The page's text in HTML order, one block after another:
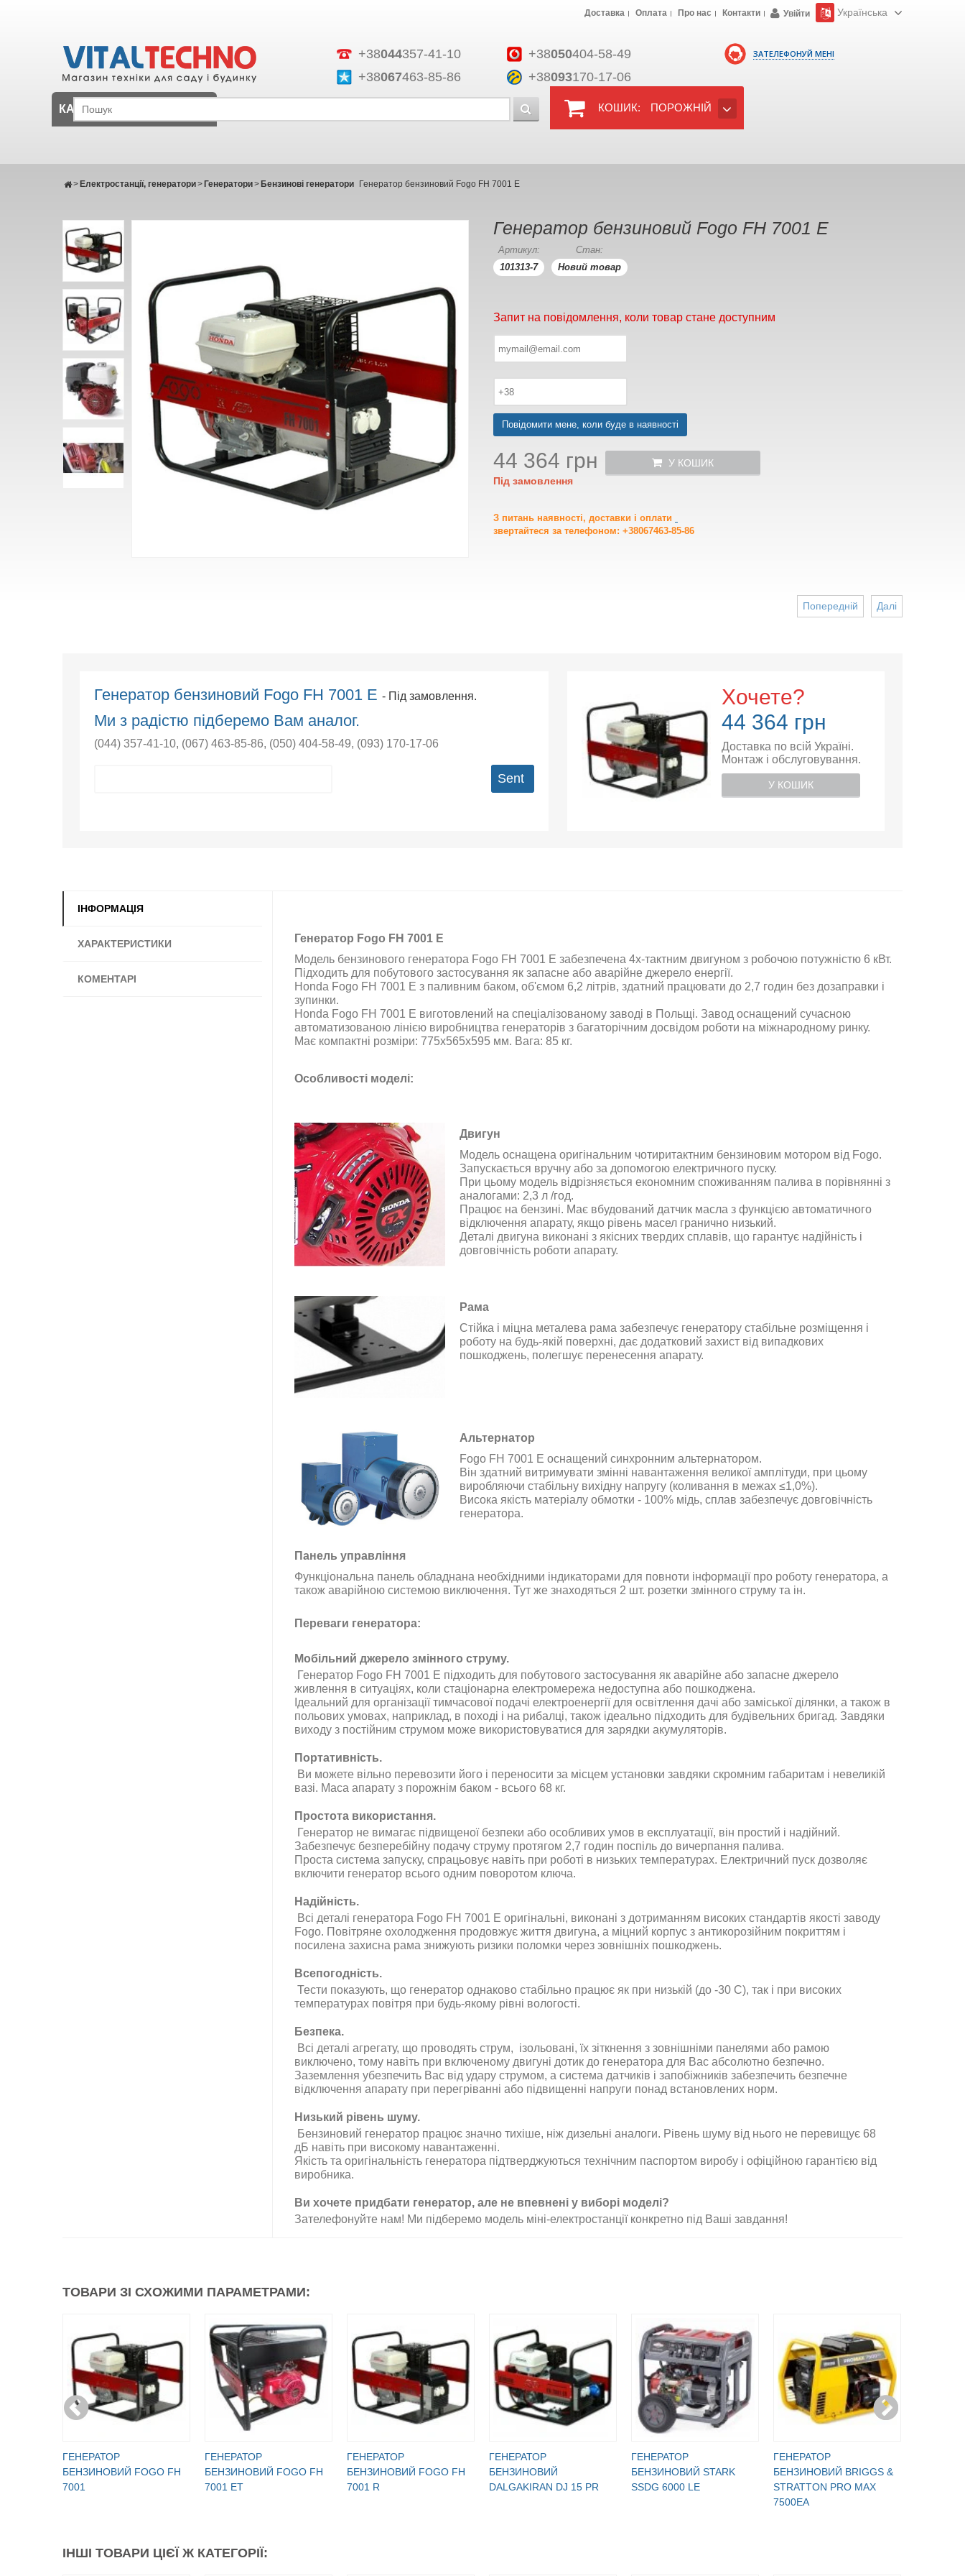
ЗАТЕЛЕФОНУЙ МЕНІ
+38044357-41-10 +38050404-58-49
+38067463-85-86 +38093170-17-06
Доставка Оплата Про нас Контакти Увійти Українська
КОШИК: ПОРОЖНІЙ
КАТАЛОГ
Електростанції, генератори
> Генератори
> Бензинові генератори
> Генератор бензиновий Fogo FH 7001 E
Генератор бензиновий Fogo FH 7001 E
Артикул:
101313-7
Стан:
Новий товар
Запит на повідомлення, коли товар стане доступним
Повідомити мене, коли буде в наявності
44 364 грн
Під замовлення
У КОШИК
З питань наявності, доставки і оплати
звертайтеся за телефоном: +38067463-85-86
Далі
Попередній
Генератор бензиновий Fogo FH 7001 E- Під замовлення.
Ми з радістю підберемо Вам аналог.
(044) 357-41-10, (067) 463-85-86, (050) 404-58-49, (093) 170-17-06
Sent
Хочете?
44 364 грн
Доставка по всій Україні.
Монтаж і обслуговування.
У КОШИК
ІНФОРМАЦІЯ
ХАРАКТЕРИСТИКИ
КОМЕНТАРІ
Генератор Fogo FH 7001 E
Модель бензинового генератора Fogo FH 7001 E забезпечена 4х-тактним двигуном з робочою потужністю 6 кВт.
Підходить для побутового застосування як запасне або аварійне джерело енергії.
Honda Fogo FH 7001 E з паливним баком, об'ємом 6,2 літрів, здатний працювати до 2,7 годин без дозаправки і
зупинки.
Honda Fogo FH 7001 E виготовлений на спеціалізованому заводі в Польщі. Завод оснащений сучасною
автоматизованою лінією виробництва генераторів з багаторічним досвідом роботи на міжнародному ринку.
Має компактні розміри: 775x565x595 мм. Вага: 85 кг.
Особливості моделі:
Двигун
Модель оснащена оригінальним чотиритактним бензиновим мотором від Fogo.
Запускається вручну або за допомогою електричного пуску.
При цьому модель відрізняється економним споживанням палива в порівнянні з
аналогами: 2,3 л /год.
Працює на бензині. Має вбудований датчик масла з функцією автоматичного
відключення апарату, якщо рівень масел гранично низький.
Деталі двигуна виконані з якісних твердих сплавів, що гарантує надійність і
довговічність роботи апарату.
Рама
Стійка і міцна металева рама забезпечує генератору стабільне розміщення і
роботу на будь-якій поверхні, дає додатковий захист від випадкових
пошкоджень, полегшує перенесення апарату.
Альтернатор
Fogo FH 7001 E оснащений синхронним альтернатором.
Він здатний витримувати змінні навантаження великої амплітуди, при цьому
виробляючи стабільну вихідну напругу (коливання в межах ≤1,0%).
Висока якість матеріалу обмотки - 100% мідь, сплав забезпечує довговічність
генератора.
Панель управління
Функціональна панель обладнана необхідними індикаторами для повноти інформації про роботу генератора, а
також аварійною системою виключення. Тут же знаходяться 2 шт. розетки змінного струму та ін.
Переваги генератора:
Мобільний джерело змінного струму.
Генератор Fogo FH 7001 E підходить для побутового застосування як аварійне або запасне джерело
живлення в ситуаціях, коли стаціонарна електромережа недоступна або пошкоджена.
Ідеальний для організації тимчасової подачі електроенергії для освітлення дачі або заміської ділянки, а також в
польових умовах, наприклад, в поході і на рибалці, також ідеально підходить для будівельних бригад. Завдяки
виходу з постійним струмом може використовуватися для зарядки акумуляторів.
Портативність.
Ви можете вільно перевозити його і переносити за місцем установки завдяки скромним габаритам і невеликій
вазі. Маса апарату з порожнім баком - всього 68 кг.
Простота використання.
Генератор не вимагає підвищеної безпеки або особливих умов в експлуатації, він простий і надійний.
Забезпечує безперебійну подачу струму протягом 2,7 годин поспіль до вичерпання палива.
Проста система запуску, спрацьовує навіть при роботі в низьких температурах. Електричний пуск дозволяє
включити генератор всього одним поворотом ключа.
Надійність.
Всі деталі генератора Fogo FH 7001 E оригінальні, виконані з дотриманням високих стандартів якості заводу
Fogo. Повітряне охолодження продовжує життя двигуна, а міцний корпус з антикорозійним покриттям і
посилена захисна рама знижують ризики поломки через зовнішніх пошкоджень.
Всепогодність.
Тести показують, що генератор однаково стабільно працює як при низькій (до -30 С), так і при високих
температурах повітря при будь-якому рівні вологості.
Безпека.
Всі деталі агрегату, що проводять струм, ізольовані, їх зіткнення з зовнішніми панелями або рамою
виключено, тому навіть при включеному двигуні дотик до генератора для Вас абсолютно безпечно.
Заземлення убезпечить Вас від удару струмом, а система датчиків і запобіжників забезпечить безпечне
відключення апарату при перегріванні або підвищенні напруги понад встановлених норм.
Низький рівень шуму.
Бензиновий генератор працює значно тихіше, ніж дизельні аналоги. Рівень шуму від нього не перевищує 68
дБ навіть при високому навантаженні.
Якість та оригінальність генератора підтверджуються технічним паспортом виробу і офіційною гарантією від
виробника.
Ви хочете придбати генератор, але не впевнені у виборі моделі?
Зателефонуйте нам! Ми підберемо модель міні-електростанції конкретно під Ваші завдання!
ТОВАРИ ЗІ СХОЖИМИ ПАРАМЕТРАМИ:
ГЕНЕРАТОР
БЕНЗИНОВИЙ FOGO FH
7001
ГЕНЕРАТОР
БЕНЗИНОВИЙ FOGO FH
7001 ET
ГЕНЕРАТОР
БЕНЗИНОВИЙ FOGO FH
7001 R
ГЕНЕРАТОР
БЕНЗИНОВИЙ
DALGAKIRAN DJ 15 PR
ГЕНЕРАТОР
БЕНЗИНОВИЙ STARK
SSDG 6000 LE
ГЕНЕРАТОР
БЕНЗИНОВИЙ BRIGGS &
STRATTON PRO MAX
7500EA
ІНШІ ТОВАРИ ЦІЄЇ Ж КАТЕГОРІЇ: